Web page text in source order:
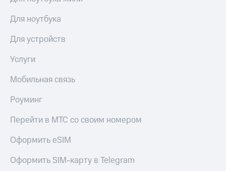
Для ноутбука
Для устройств
Услуги
Мобильная связь
Роуминг
Перейти в МТС со своим номером
Оформить eSIM
Оформить SIM-карту в Telegram